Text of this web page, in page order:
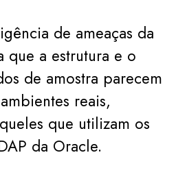
de ameaças da
que a estrutura e o
de amostra parecem
reais,
que utilizam os
da Oracle.